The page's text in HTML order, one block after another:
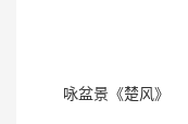
咏盆景《楚风》